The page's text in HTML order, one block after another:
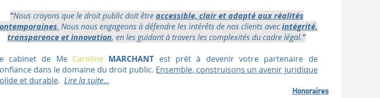
"Nous croyons que le droit public doit êtreaccessible, clair et adapté aux réalités
. Nous nous engageons à défendre les intérêts de nos clients avecintégrité,
transparence et innovation, en les guidant à travers les complexités du cadre légal."
cabinet de Me Caroline MARCHANT est prêt à devenir votre partenaire de
dans le domaine du droit public. Ensemble, construisons un avenir juridique
et durable. Lire la suite...
Honoraires